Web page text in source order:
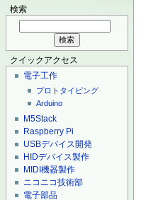
検索
クイックアクセス
電子工作
プロトタイピング
Arduino
M5Stack
Raspberry Pi
USBデバイス開発
HIDデバイス製作
MIDI機器製作
ニコニコ技術部
電子部品